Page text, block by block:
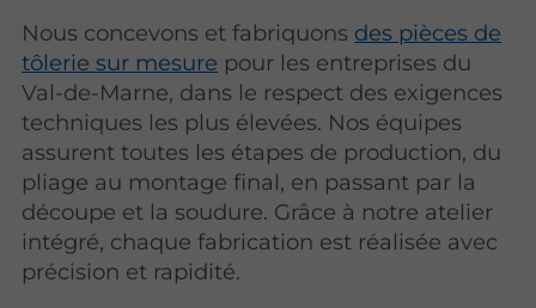
Nous concevons et fabriquons des pièces de
tôlerie sur mesure pour les entreprises du
Val-de-Marne, dans le respect des exigences
techniques les plus élevées. Nos équipes
assurent toutes les étapes de production, du
pliage au montage final, en passant par la
découpe et la soudure. Grâce à notre atelier
intégré, chaque fabrication est réalisée avec
précision et rapidité.